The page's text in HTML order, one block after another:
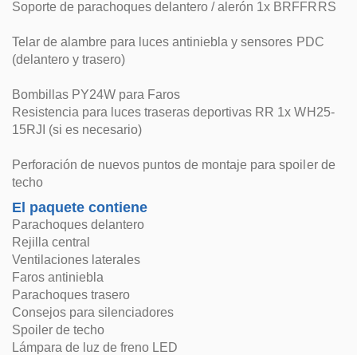
Soporte de parachoques delantero / alerón 1x BRFFRRS
Telar de alambre para luces antiniebla y sensores PDC
(delantero y trasero)
Bombillas PY24W para Faros
Resistencia para luces traseras deportivas RR 1x WH25-
15RJI (si es necesario)
Perforación de nuevos puntos de montaje para spoiler de
techo
El paquete contiene
Parachoques delantero
Rejilla central
Ventilaciones laterales
Faros antiniebla
Parachoques trasero
Consejos para silenciadores
Spoiler de techo
Lámpara de luz de freno LED